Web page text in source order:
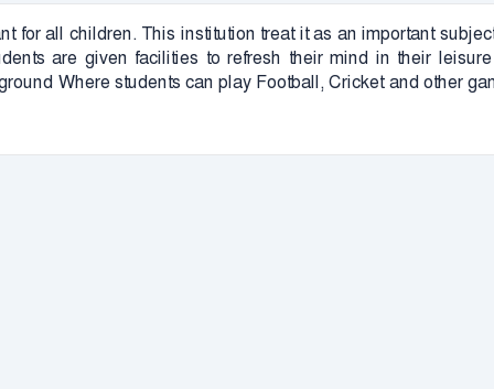
for all children. This institution treat it as an important
are given facilities to refresh their mind in their
Where students can play Football, Cricket and other